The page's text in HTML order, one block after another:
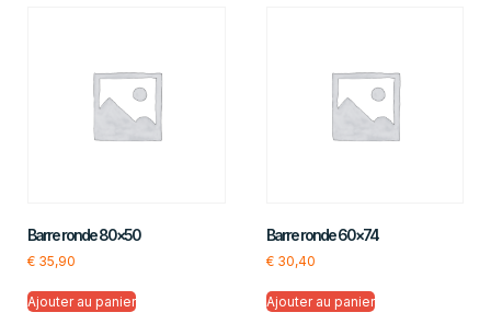
Barre ronde 80×50
€ 35,90
Ajouter au panier
Barre ronde 60×74
€30,40
Ajouter au panier